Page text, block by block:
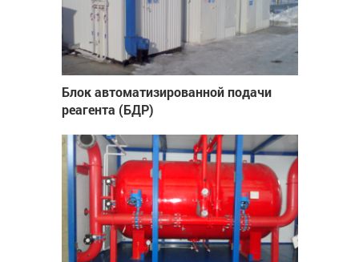
Блок автоматизированной подачи
реагента (БДР)